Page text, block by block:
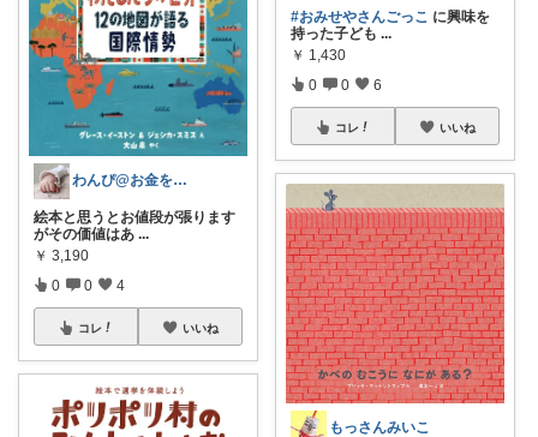
わんぴ@お金をかけずに知育する
絵本と思うとお値段が張ります
がその価値はあ ...
￥ 3,190
0 0 4
コレ いいね
#おみせやさんごっこ に興味を
持った子ども ...
￥ 1,430
0 0 6
コレ いいね
もっさんみいこ